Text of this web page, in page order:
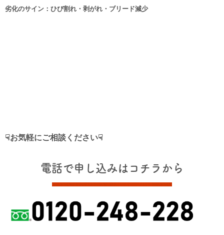
劣化のサイン：ひび割れ・剥がれ・ブリード減少
☟お気軽にご相談ください☟
電話で申し込みはコチラから